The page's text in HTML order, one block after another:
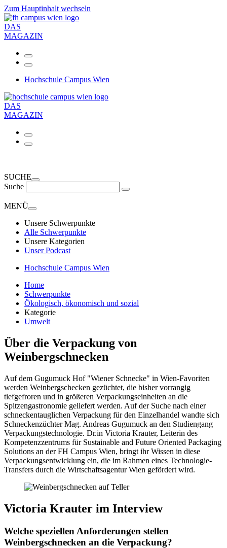
Zum Hauptinhalt wechseln
DAS
MAGAZIN
Hochschule Campus Wien
DAS
MAGAZIN
SUCHE
Suche
MENÜ
Unsere Schwerpunkte
Alle Schwerpunkte
Unsere Kategorien
Unser Podcast
Hochschule Campus Wien
Home
Schwerpunkte
Ökologisch, ökonomisch und sozial
Kategorie
Umwelt
Über die Verpackung von
Weinbergschnecken
Auf dem Gugumuck Hof "Wiener Schnecke" in Wien-Favoriten
werden Weinbergschecken gezüchtet, die bisher vorrangig
tiefgefroren und in größeren Verpackungseinheiten an die
Spitzengastronomie geliefert werden. Auf der Suche nach einer
schneckentauglichen Verpackung für den Einzelhandel wandte sich
Schneckenzüchter Mag. Andreas Gugumuck an den Studiengang
Verpackungstechnologie. Dr.in Victoria Krauter, Leiterin des
Kompetenzzentrums für Sustainable and Future Oriented Packaging
Solutions an der FH Campus Wien, bringt ihr Wissen in diese
Verpackungsentwicklung ein, die im Rahmen eines Technologie-
Transfers durch die Wirtschaftsagentur Wien gefördert wird.
Victoria Krauter im Interview
Welche speziellen Anforderungen stellen
Weinbergschnecken an die Verpackung?